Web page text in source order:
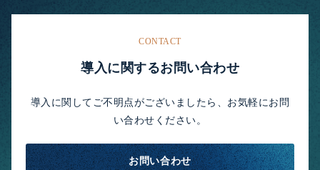
CONTACT
導入に関するお問い合わせ
導入に関してご不明点がございましたら、お気軽にお問
い合わせください。
お問い合わせ